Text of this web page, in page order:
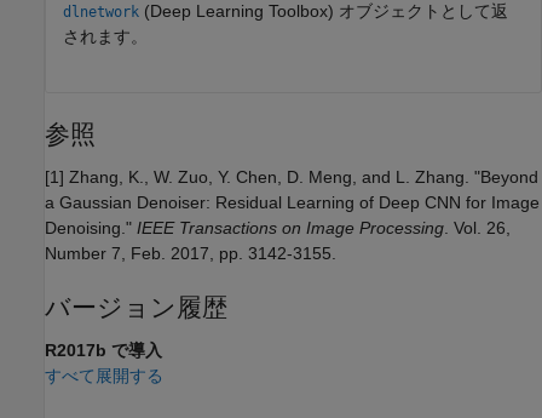
dlnetwork (Deep Learning Toolbox) オブジェクトとして返
されます。
参照
[1] Zhang, K., W. Zuo, Y. Chen, D. Meng, and L. Zhang. "Beyond
a Gaussian Denoiser: Residual Learning of Deep CNN for Image
Denoising." IEEE Transactions on Image Processing . Vol. 26,
Number 7, Feb. 2017, pp. 3142-3155.
バージョン履歴
R2017b で導入
すべて展開する